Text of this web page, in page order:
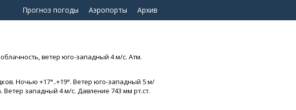
Прогноз погоды Аэропорты Архив
ветер юго-западный 4 м/с. Атм.
Ночью +17°..+19°. Ветер юго-западный 5 м/
Ветер западный 4 м/с. Давление 743 мм рт.ст.